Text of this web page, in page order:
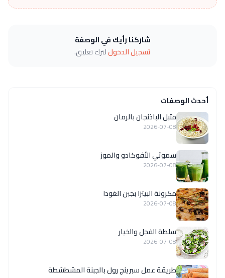
شاركنا رأيك في الوصفة
تسجيل الدخوللترك تعليق.
أحدث الوصفات
متبل الباذنجان بالرمان
2026-07-08
سموثي الأفوكادو والموز
2026-07-08
مكرونة البيتزا بجبن الغودا
2026-07-08
سلطة الفجل والخيار
2026-07-08
طريقة عمل سبرينج رول بالجبنة المشطشطة